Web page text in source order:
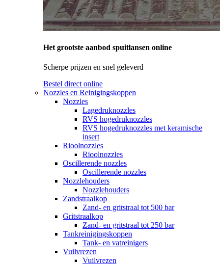
Het grootste aanbod spuitlansen online
Scherpe prijzen en snel geleverd
Bestel direct online
Nozzles en Reinigingskoppen
Nozzles
Lagedruknozzles
RVS hogedruknozzles
RVS hogedruknozzles met keramische
insert
Rioolnozzles
Rioolnozzles
Oscillerende nozzles
Oscillerende nozzles
Nozzlehouders
Nozzlehouders
Zandstraalkop
Zand- en gritstraal tot 500 bar
Gritstraalkop
Zand- en gritstraal tot 250 bar
Tankreinigingskoppen
Tank- en vatreinigers
Vuilvrezen
Vuilvrezen